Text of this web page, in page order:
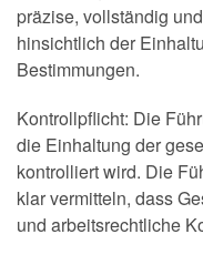
präzise, vollständig
hinsichtlich der
Bestimmungen.
Kontrollpflicht: Die
die Einhaltung der
kontrolliert wird. Die
klar vermitteln, dass
und arbeitsrechtliche